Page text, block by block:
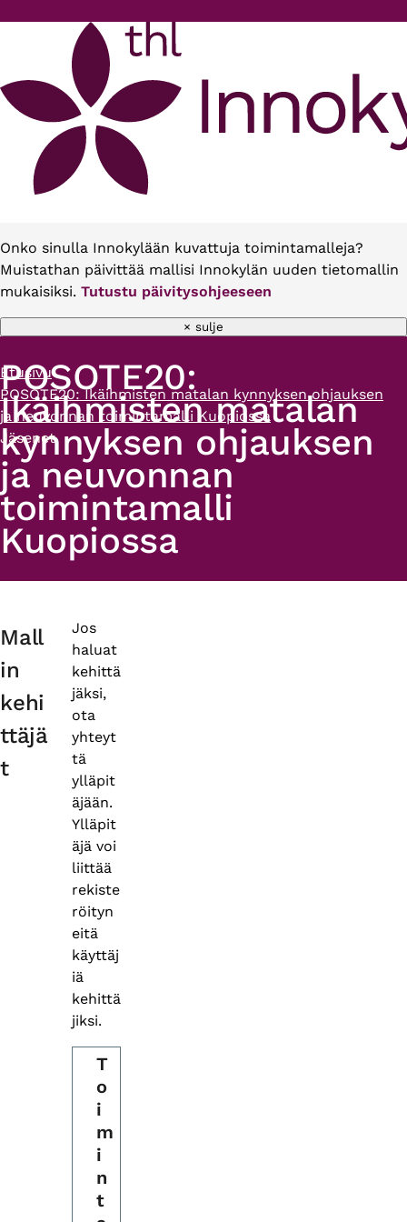
Onko sinulla Innokylään kuvattuja toimintamalleja?
Muistathan päivittää mallisi Innokylän uuden tietomallin
mukaisiksi. Tutustu päivitysohjeeseen
× sulje
Murupolku
Etusivu
POSOTE20: Ikäihmisten matalan kynnyksen ohjauksen
ja neuvonnan toimintamalli Kuopiossa
Jäsenet
POSOTE20:
Ikäihmisten matalan
kynnyksen ohjauksen
ja neuvonnan
toimintamalli
Kuopiossa
Primary
tabs
Mall
in
kehi
ttäjä
t
Jos
haluat
kehittä
jäksi,
ota
yhteyt
tä
ylläpit
äjään.
Ylläpit
äjä voi
liittää
rekiste
röityn
eitä
käyttäj
iä
kehittä
jiksi.
T
o
i
m
i
n
t